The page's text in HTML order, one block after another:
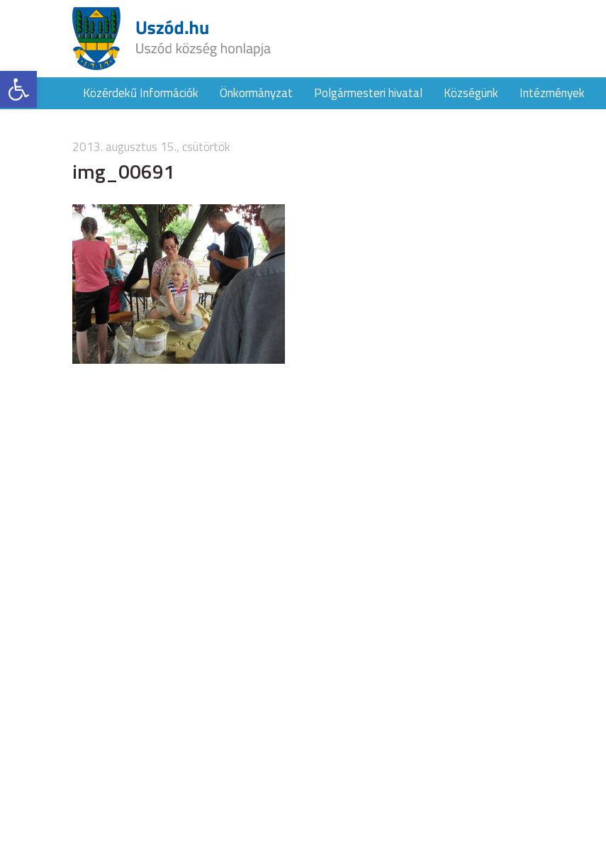
Eszköztár megnyitásaKözérdekű Információk Önkormányzat Polgármesteri hivatal Községünk Intézmények
2013. augusztus 15., csütörtök
img_00691